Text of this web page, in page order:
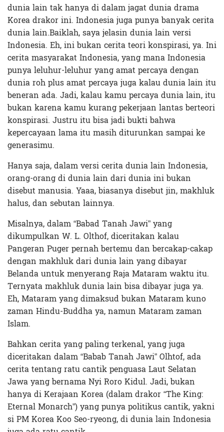
dunia lain tak hanya di dalam jagat dunia drama
Korea drakor ini. Indonesia juga punya banyak cerita
dunia lain.Baiklah, saya jelasin dunia lain versi
Indonesia. Eh, ini bukan cerita teori konspirasi, ya. Ini
cerita masyarakat Indonesia, yang mana Indonesia
punya leluhur-leluhur yang amat percaya dengan
dunia roh plus amat percaya juga kalau dunia lain itu
beneran ada. Jadi, kalau kamu percaya dunia lain, itu
bukan karena kamu kurang pekerjaan lantas berteori
konspirasi. Justru itu bisa jadi bukti bahwa
kepercayaan lama itu masih diturunkan sampai ke
generasimu.
Hanya saja, dalam versi cerita dunia lain Indonesia,
orang-orang di dunia lain dari dunia ini bukan
disebut manusia. Yaaa, biasanya disebut jin, makhluk
halus, dan sebutan lainnya.
Misalnya, dalam “Babad Tanah Jawi” yang
dikumpulkan W. L. Olthof, diceritakan kalau
Pangeran Puger pernah bertemu dan bercakap-cakap
dengan makhluk dari dunia lain yang dibayar
Belanda untuk menyerang Raja Mataram waktu itu.
Ternyata makhluk dunia lain bisa dibayar juga ya.
Eh, Mataram yang dimaksud bukan Mataram kuno
zaman Hindu-Buddha ya, namun Mataram zaman
Islam.
Bahkan cerita yang paling terkenal, yang juga
diceritakan dalam “Babab Tanah Jawi” Olhtof, ada
cerita tentang ratu cantik penguasa Laut Selatan
Jawa yang bernama Nyi Roro Kidul. Jadi, bukan
hanya di Kerajaan Korea (dalam drakor “The King:
Eternal Monarch”) yang punya politikus cantik, yakni
si PM Korea Koo Seo-ryeong, di dunia lain Indonesia